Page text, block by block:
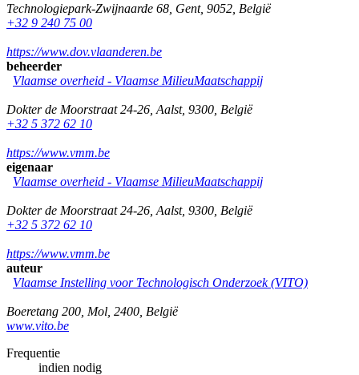
Technologiepark-Zwijnaarde 68 Gent, 9052 België
+32 9 240 75 00
https://www.dov.vlaanderen.be
beheerder
Vlaamse overheid - Vlaamse MilieuMaatschappij
Dokter de Moorstraat 24-26 Aalst, 9300 België
+32 5 372 62 10
https://www.vmm.be
eigenaar
Vlaamse overheid - Vlaamse MilieuMaatschappij
Dokter de Moorstraat 24-26 Aalst, 9300 België
+32 5 372 62 10
https://www.vmm.be
auteur
Vlaamse Instelling voor Technologisch Onderzoek (VITO)
Boeretang 200 Mol 2400 België
www.vito.be
Frequentie
indien nodig